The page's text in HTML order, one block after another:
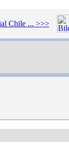
Chile ... >>>